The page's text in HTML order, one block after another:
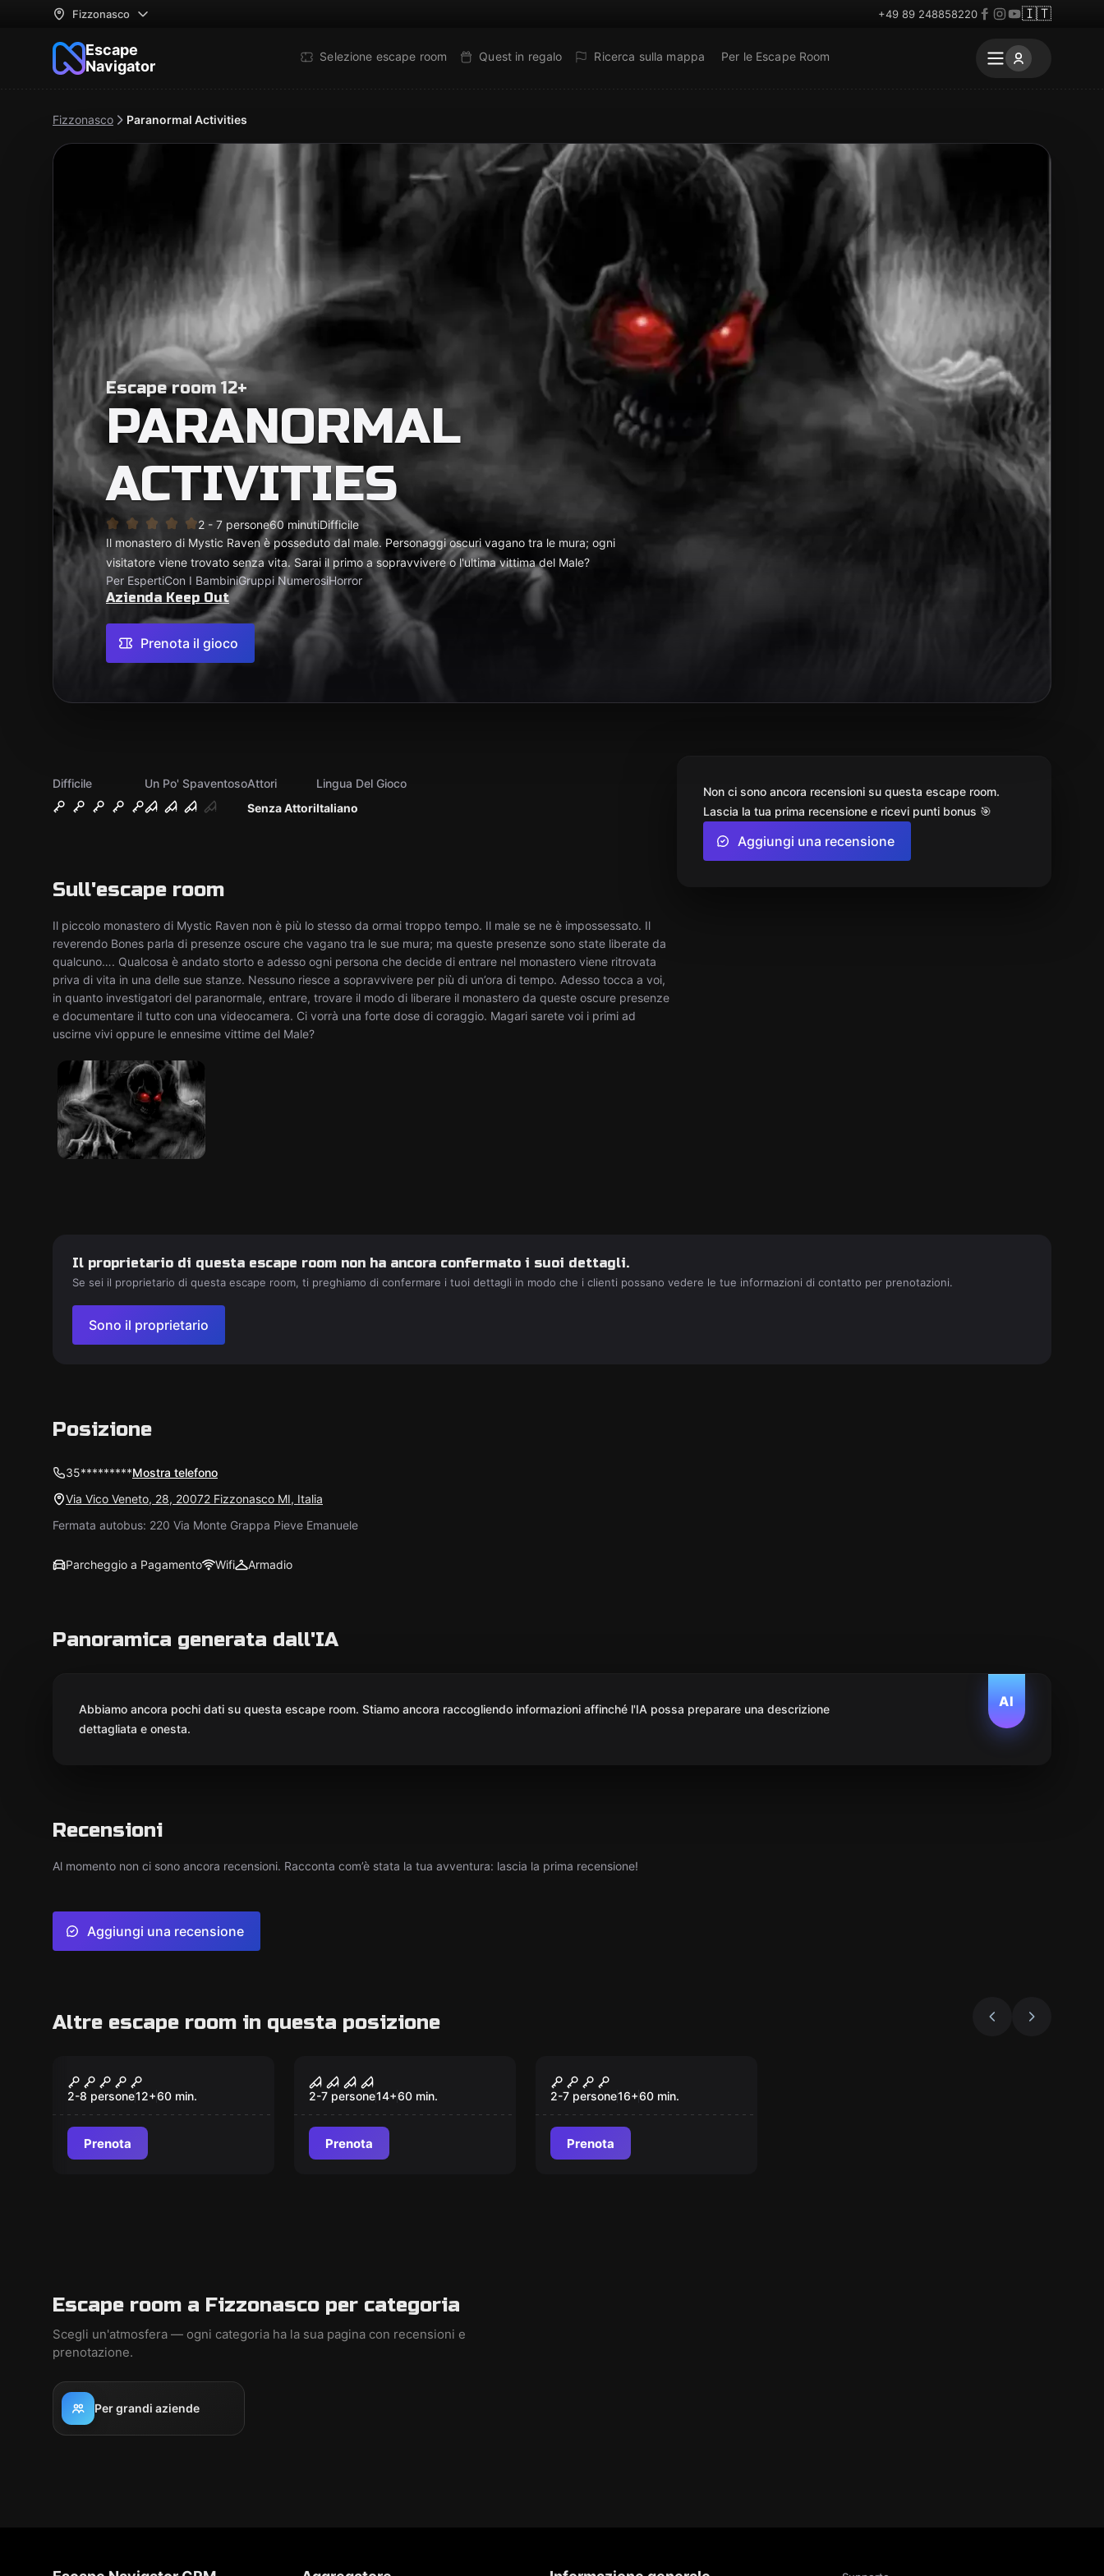
Fizzonasco +49 89 248858220 🇮🇹
Escape
Navigator
Selezione escape room Quest in regalo Ricerca sulla mappa Per le Escape Room
Fizzonasco Paranormal Activities
Escape room 12+
PARANORMAL
ACTIVITIES
2 - 7 persone60 minutiDifficile
Il monastero di Mystic Raven è posseduto dal male. Personaggi oscuri vagano tra le mura; ogni
visitatore viene trovato senza vita. Sarai il primo a sopravvivere o l'ultima vittima del Male?
Per EspertiCon I BambiniGruppi NumerosiHorror
Azienda Keep Out
Prenota il gioco
Difficile
Un Po' Spaventoso
Senza Attori
Attori
Italiano
Lingua Del Gioco
Sull'escape room
Il piccolo monastero di Mystic Raven non è più lo stesso da ormai troppo tempo. Il male se ne è impossessato. Il
reverendo Bones parla di presenze oscure che vagano tra le sue mura; ma queste presenze sono state liberate da
qualcuno…. Qualcosa è andato storto e adesso ogni persona che decide di entrare nel monastero viene ritrovata
priva di vita in una delle sue stanze. Nessuno riesce a sopravvivere per più di un’ora di tempo. Adesso tocca a voi,
in quanto investigatori del paranormale, entrare, trovare il modo di liberare il monastero da queste oscure presenze
e documentare il tutto con una videocamera. Ci vorrà una forte dose di coraggio. Magari sarete voi i primi ad
uscirne vivi oppure le ennesime vittime del Male?
Non ci sono ancora recensioni su questa escape room.
Lascia la tua prima recensione e ricevi punti bonus 🎯
Aggiungi una recensione
Il proprietario di questa escape room non ha ancora confermato i suoi dettagli.
Se sei il proprietario di questa escape room, ti preghiamo di confermare i tuoi dettagli in modo che i clienti possano vedere le tue informazioni di contatto per prenotazioni.
Sono il proprietario
Posizione
35*********Mostra telefono
Via Vico Veneto, 28, 20072 Fizzonasco MI, Italia
Fermata autobus: 220 Via Monte Grappa Pieve Emanuele
Parcheggio a Pagamento Wifi Armadio
Panoramica generata dall'IA
AI
Abbiamo ancora pochi dati su questa escape room. Stiamo ancora raccogliendo informazioni affinché l'IA possa preparare una descrizione
dettagliata e onesta.
Recensioni
Al momento non ci sono ancora recensioni. Racconta com’è stata la tua avventura: lascia la prima recensione!
Aggiungi una recensione
Altre escape room in questa posizione
The Illusionist
2-8 persone12+60 min.
Prenota
Annabelle
2-7 persone14+60 min.
Prenota
Nuovo
PHOBIA
2-7 persone16+60 min.
Prenota
Escape room a Fizzonasco per categoria
Scegli un'atmosfera — ogni categoria ha la sua pagina con recensioni e
prenotazione.
Per grandi aziende